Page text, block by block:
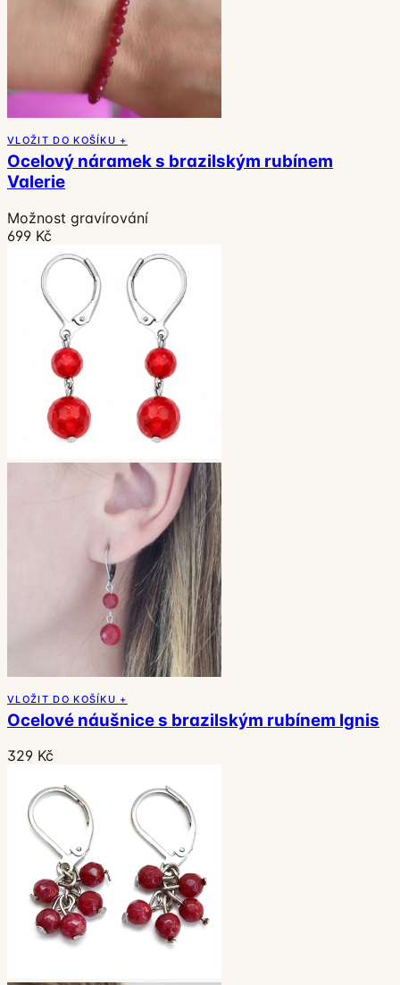
VLOŽIT DO KOŠÍKU +
Ocelový náramek s brazilským rubínem
Valerie
Možnost gravírování
699 Kč
VLOŽIT DO KOŠÍKU +
Ocelové náušnice s brazilským rubínem Ignis
329 Kč